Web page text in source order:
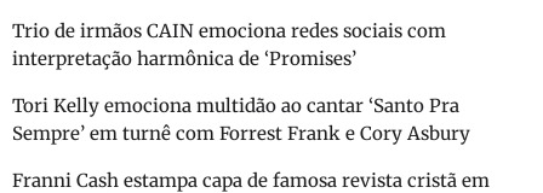
Trio de irmãos CAIN emociona redes sociais com
interpretação harmônica de ‘Promises’
Tori Kelly emociona multidão ao cantar ‘Santo Pra
Sempre’ em turnê com Forrest Frank e Cory Asbury
Franni Cash estampa capa de famosa revista cristã em